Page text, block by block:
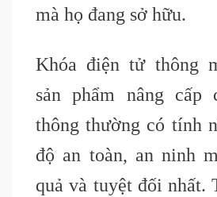
mà họ đang sở hữu.
Khóa điện tử thông
sản phẩm nâng cấp
thông thường có tính
độ an toàn, an ninh
quả và tuyệt đối nhất.